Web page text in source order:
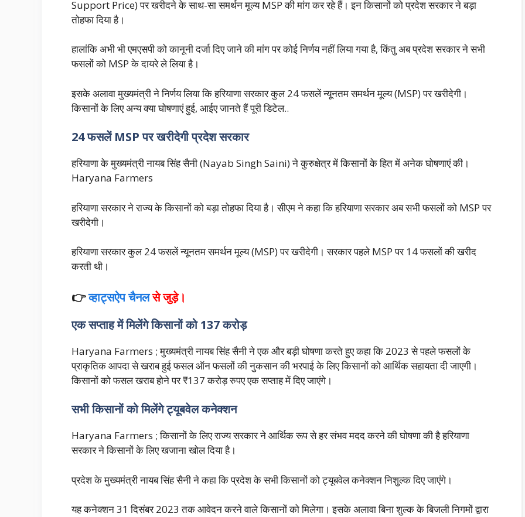
Support Price) पर खरीदने के साथ-सा समर्थन मूल्य MSP की मांग कर रहे हैं। इन किसानों को प्रदेश सरकार ने बड़ा
तोहफा दिया है।
हालांकि अभी भी एमएसपी को कानूनी दर्जा दिए जाने की मांग पर कोई निर्णय नहीं लिया गया है, किंतु अब प्रदेश सरकार ने सभी
फसलों को MSP के दायरे ले लिया है।
इसके अलावा मुख्यमंत्री ने निर्णय लिया कि हरियाणा सरकार कुल 24 फसलें न्यूनतम समर्थन मूल्य (MSP) पर खरीदेगी।
किसानों के लिए अन्य क्या घोषणाएं हुई, आईए जानते हैं पूरी डिटेल..
24 फसलें MSP पर खरीदेगी प्रदेश सरकार
हरियाणा के मुख्यमंत्री नायब सिंह सैनी (Nayab Singh Saini) ने कुरुक्षेत्र में किसानों के हित में अनेक घोषणाएं की।
Haryana Farmers
हरियाणा सरकार ने राज्य के किसानों को बड़ा तोहफा दिया है। सीएम ने कहा कि हरियाणा सरकार अब सभी फसलों को MSP पर
खरीदेगी।
हरियाणा सरकार कुल 24 फसलें न्यूनतम समर्थन मूल्य (MSP) पर खरीदेगी। सरकार पहले MSP पर 14 फसलों की खरीद
करती थी।
👉व्हाट्सऐप चैनलसे जुड़े।
एक सप्ताह में मिलेंगे किसानों को 137 करोड़
Haryana Farmers ; मुख्यमंत्री नायब सिंह सैनी ने एक और बड़ी घोषणा करते हुए कहा कि 2023 से पहले फसलों के
प्राकृतिक आपदा से खराब हुई फसल ऑन फसलों की नुकसान की भरपाई के लिए किसानों को आर्थिक सहायता दी जाएगी।
किसानों को फसल खराब होने पर ₹137 करोड़ रुपए एक सप्ताह में दिए जाएंगे।
सभी किसानों को मिलेंगे ट्यूबवेल कनेक्शन
Haryana Farmers ; किसानों के लिए राज्य सरकार ने आर्थिक रूप से हर संभव मदद करने की घोषणा की है हरियाणा
सरकार ने किसानों के लिए खजाना खोल दिया है।
प्रदेश के मुख्यमंत्री नायब सिंह सैनी ने कहा कि प्रदेश के सभी किसानों को ट्यूबवेल कनेक्शन निशुल्क दिए जाएंगे।
यह कनेक्शन 31 दिसंबर 2023 तक आवेदन करने वाले किसानों को मिलेगा। इसके अलावा बिना शुल्क के बिजली निगमों द्वारा